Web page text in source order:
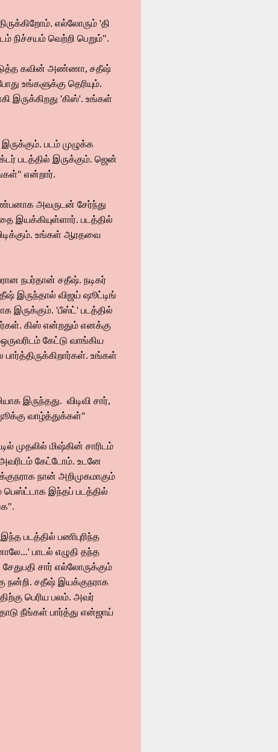
எல்லோரும் 'தி
நிச்சயம் வெற்றி பெறும்".
கவின் அண்ணா, சதீஷ்
உங்களுக்கு தெரியும்.
இருக்கிறது 'கிஸ்'. உங்கள்
படம் முழுக்க
படத்தில் இருக்கும். ஜென்
என்றார்.
அவருடன் சேர்ந்து
இயக்கியுள்ளார். படத்தில்
உங்கள் ஆரதவை
நபர்தான் சதீஷ். நடிகர்
இருந்தால் விஜய் ஷூட்டிங்
இருக்கும். 'பீஸ்ட்' படத்தில்
கிஸ் என்றதும் எனக்கு
கேட்டு வாங்கிய
உங்கள்
இருந்தது. விடிவி சார்,
வாழ்த்துக்கள்"
முதலில் மிஷ்கின் சாரிடம்
கேட்டோம். உடனே
நான் அறிமுகமாகும்
பெஸ்ட்டாக இந்தப் படத்தில்
படத்தில் பணிபுரிந்த
பாடல் எழுதி தந்த
சார் எல்லோருக்கும்
நன்றி. சதீஷ் இயக்குநராக
பெரிய பலம். அவர்
நீங்கள் பார்த்து என்ஜாய்